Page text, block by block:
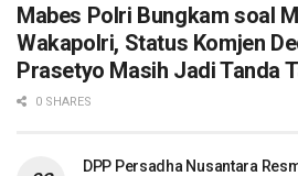
Mabes Polri Bungkam soal
Wakapolri, Status Komjen
Prasetyo Masih Jadi Tanda
0 SHARES
DPP Persadha Nusantara